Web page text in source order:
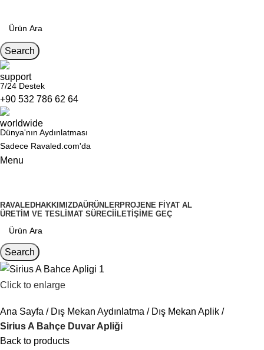
Search
7/24 Destek
+90 532 786 62 64
Dünya'nın Aydınlatması
Sadece Ravaled.com'da
Menu
RAVALEDHAKKIMIZDAÜRÜNLERPROJENE FIYAT AL
ÜRETIM VE TESLIMAT SÜRECI
İLETIŞIME GEÇ
Search
Click to enlarge
Ana Sayfa Dış Mekan Aydınlatma
Dış Mekan Aplik
Sirius A Bahçe Duvar Apliği
Back to products